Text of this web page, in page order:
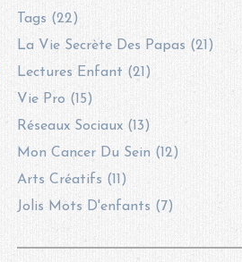
Tags (22)
La Vie Secrète Des Papas (21)
Lectures Enfant (21)
Vie Pro (15)
Réseaux Sociaux (13)
Mon Cancer Du Sein (12)
Arts Créatifs (11)
Jolis Mots D'enfants (7)